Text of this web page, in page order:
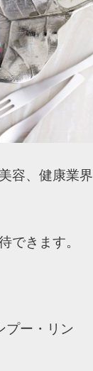
容、健康業界
できます。
プー・リン